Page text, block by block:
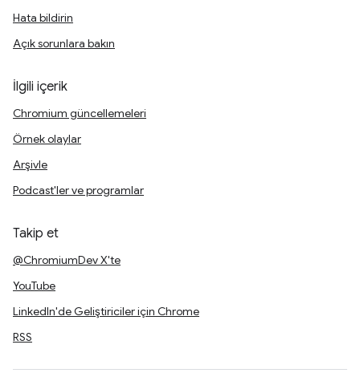
Hata bildirin
Açık sorunlara bakın
İlgili içerik
Chromium güncellemeleri
Örnek olaylar
Arşivle
Podcast'ler ve programlar
Takip et
@ChromiumDev X'te
YouTube
LinkedIn'de Geliştiriciler için Chrome
RSS